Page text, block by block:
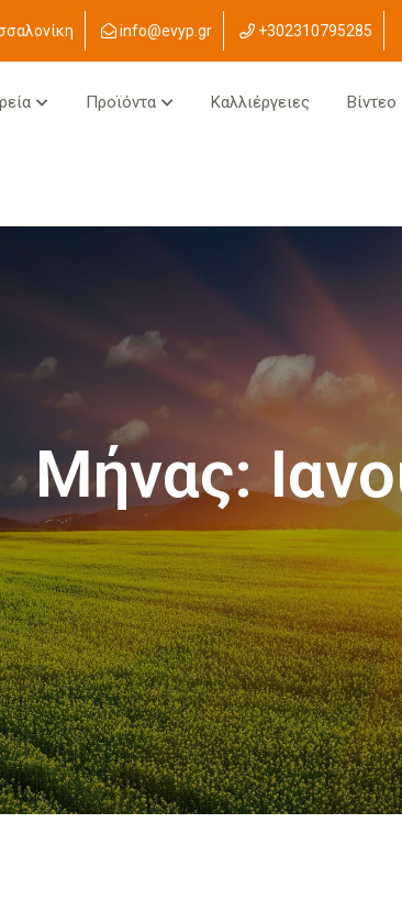
info@evyp.gr +302310795285
Προϊόντα Καλλιέργειες Βίντεο
Μήνας: